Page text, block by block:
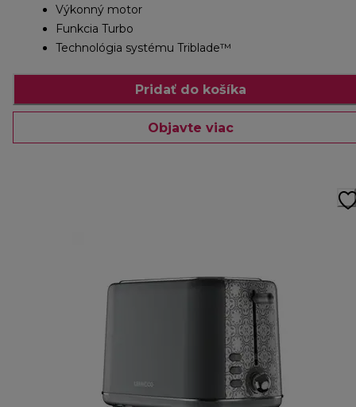
Výkonný motor
Funkcia Turbo
Technológia systému Triblade™
Pridať do košíka
Objavte viac